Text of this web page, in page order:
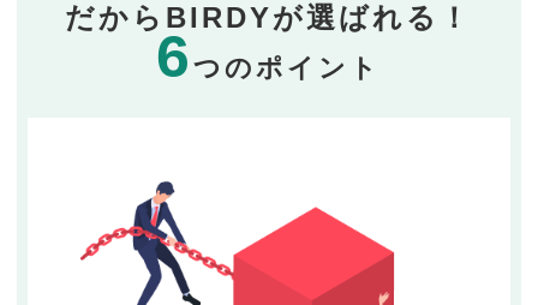
だからBIRDYが選ばれる！
6つのポイント